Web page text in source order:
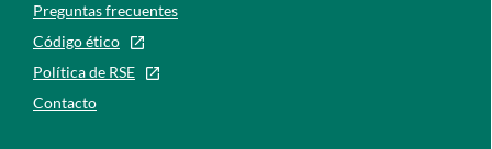
Preguntas frecuentes
Código ético
Política de RSE
Contacto